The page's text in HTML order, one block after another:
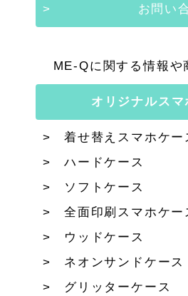
お問い
ME-Qに関する情報や
オリジナルスマ
着せ替えスマホケー
ハードケース
ソフトケース
全面印刷スマホケー
ウッドケース
ネオンサンドケース
グリッターケース